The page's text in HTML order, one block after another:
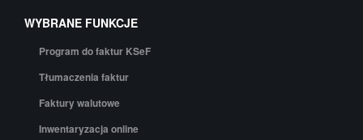
WYBRANE FUNKCJE
Program do faktur KSeF
Tłumaczenia faktur
Faktury walutowe
Inwentaryzacja online